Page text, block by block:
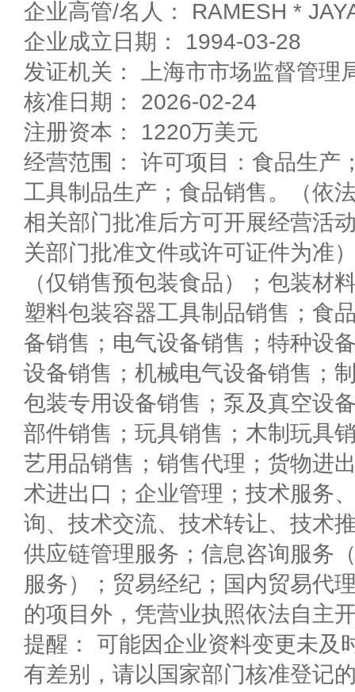
企业高管/名人： RAMESH *
企业成立日期： 1994-03-28
发证机关： 上海市市场监督管理
核准日期： 2026-02-24
注册资本： 1220万美元
经营范围： 许可项目：食品生产
工具制品生产；食品销售。（依
相关部门批准后方可开展经营活
关部门批准文件或许可证件为准
（仅销售预包装食品）；包装材
塑料包装容器工具制品销售；食
备销售；电气设备销售；特种设
设备销售；机械电气设备销售；
包装专用设备销售；泵及真空设
部件销售；玩具销售；木制玩具
艺用品销售；销售代理；货物进
术进出口；企业管理；技术服务
询、技术交流、技术转让、技术
供应链管理服务；信息咨询服务
服务）；贸易经纪；国内贸易代
的项目外，凭营业执照依法自主
提醒： 可能因企业资料变更未及
有差别，请以国家部门核准登记